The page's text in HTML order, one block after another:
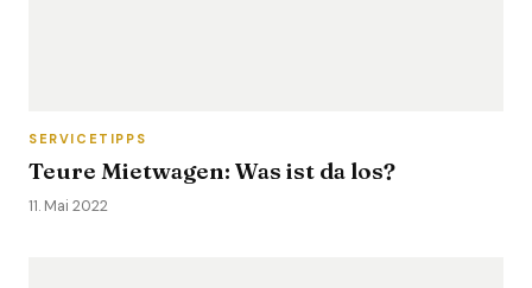
SERVICETIPPS
Teure Mietwagen: Was ist da los?
11. Mai 2022